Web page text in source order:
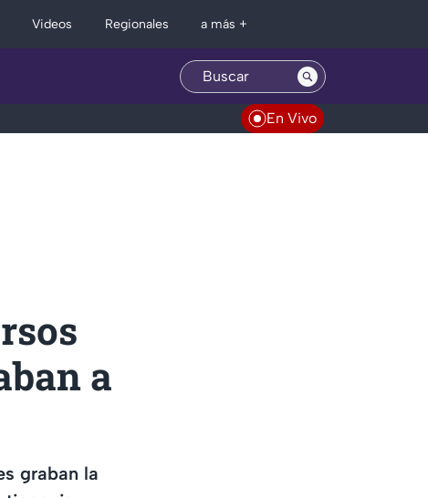
Videos Regionales a más +
En Vivo
a
graban la